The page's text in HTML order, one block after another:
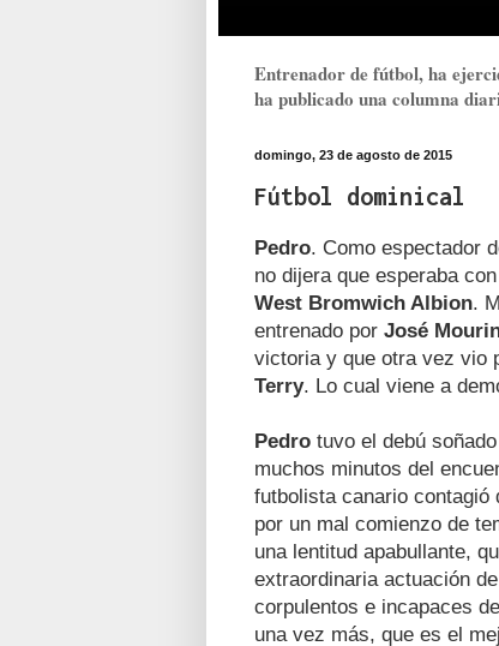
Entrenador de fútbol, ha
ha publicado una columna
domingo, 23 de agosto de 2015
Fútbol dominical
Pedro. Como espectador
no dijera que esperaba
West Bromwich Albion.
entrenado por José
victoria y que otra vez vio
Terry. Lo cual viene a
Pedro tuvo el debú
muchos minutos del
futbolista canario contagió
por un mal comienzo de
una lentitud apabullante,
extraordinaria actuación de
corpulentos e incapaces
una vez más, que es el